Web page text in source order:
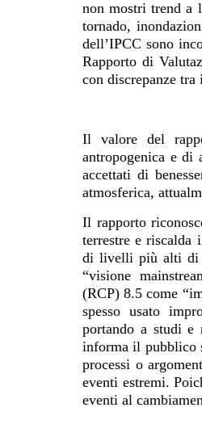
non mostri trend a
tornado,
dell’IPCC sono
Rapporto di
con discrepanze
Il valore del
antropogenica e di
accettati di
atmosferica,
Il rapporto
terrestre e riscalda
di livelli più alti di
“visione
(RCP) 8.5 come
spesso usato
portando a studi e
informa il pubblico
processi o
eventi estremi.
eventi al